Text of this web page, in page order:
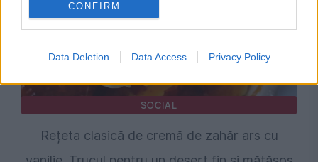
CONFIRM
Data Deletion Data Access Privacy Policy
SOCIAL
Rețeta clasică de cremă de zahăr ars cu